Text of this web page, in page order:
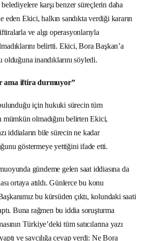
karşı benzer süreçlerin daha
eden Ekici, halkın sandıkta verdiği kararın
ve algı operasyonlarıyla
belirtti. Ekici, Bora Başkan’a
olduğuna inandıklarını söyledi.
ama iftira durmuyor”
için hukuki sürecin tüm
mümkün olmadığını belirten Ekici,
iddiaların bile sürecin ne kadar
göstermeye yettiğini ifade etti.
gündeme gelen saat iddiasına da
ortaya atıldı. Günlerce bu konu
bu kürsüden çıktı, kolundaki saati
Buna rağmen bu iddia soruşturma
Türkiye’deki tüm satıcılarına yazı
ve savcılığa cevap verdi: Ne Bora